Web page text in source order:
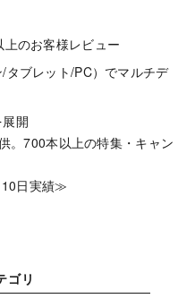
ゴリ
のお客様レビュー
タブレット/PC）でマルチデ
開
。700本以上の特集・キャン
日実績≫